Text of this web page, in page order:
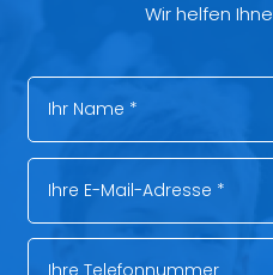
Wir helfen